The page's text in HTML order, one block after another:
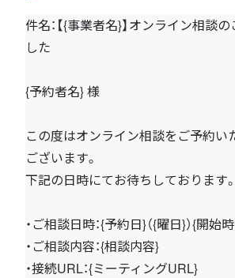
件名：【{事業者名}】オンライン相談
した
{予約者名} 様
この度はオンライン相談をご予約い
ございます。
下記の日時にてお待ちしております。
・ご相談日時：{予約日}（{曜日}）{開始
・ご相談内容：{相談内容}
・接続URL：{ミーティングURL}